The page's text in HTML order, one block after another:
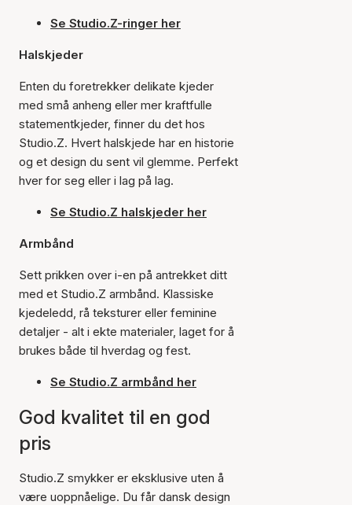
Se Studio.Z-ringer her
Halskjeder
Enten du foretrekker delikate kjeder
med små anheng eller mer kraftfulle
statementkjeder, finner du det hos
Studio.Z. Hvert halskjede har en historie
og et design du sent vil glemme. Perfekt
hver for seg eller i lag på lag.
Se Studio.Z halskjeder her
Armbånd
Sett prikken over i-en på antrekket ditt
med et Studio.Z armbånd. Klassiske
kjedeledd, rå teksturer eller feminine
detaljer - alt i ekte materialer, laget for å
brukes både til hverdag og fest.
Se Studio.Z armbånd her
God kvalitet til en god
pris
Studio.Z smykker er eksklusive uten å
være uoppnåelige. Du får dansk design